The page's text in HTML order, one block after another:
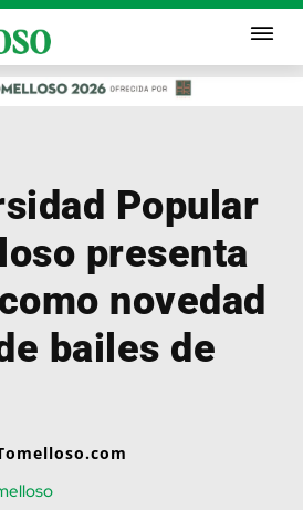
Popular
presenta
novedad
bailes de